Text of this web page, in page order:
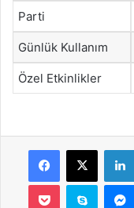
Parti
Günlük Kullanım
Özel Etkinlikler
Facebook
X
Pocket Skype